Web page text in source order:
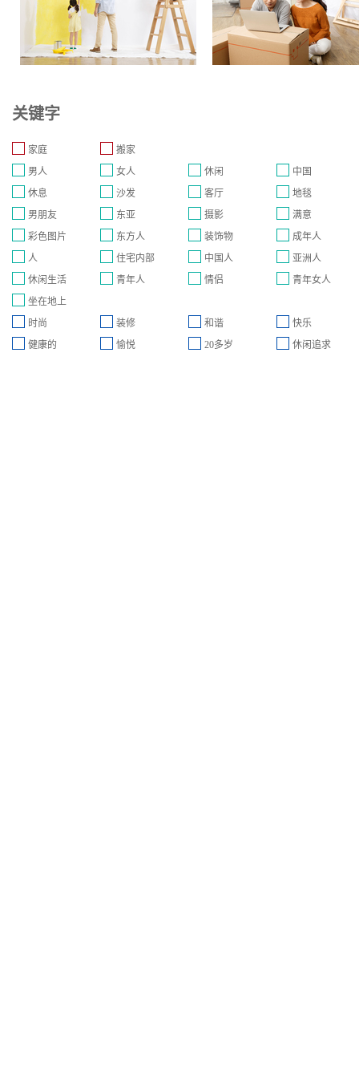
关键字
家庭
搬家
男人
女人 休闲
中国
休息
沙发 客厅
地毯
男朋友
东亚 摄影
满意
彩色图片
东方人 装饰物
成年人
人
住宅内部 中国人
亚洲人
休闲生活
青年人 情侣
青年女人
坐在地上
时尚
装修 和谐
快乐
健康的
愉悦 20多岁 休闲追求